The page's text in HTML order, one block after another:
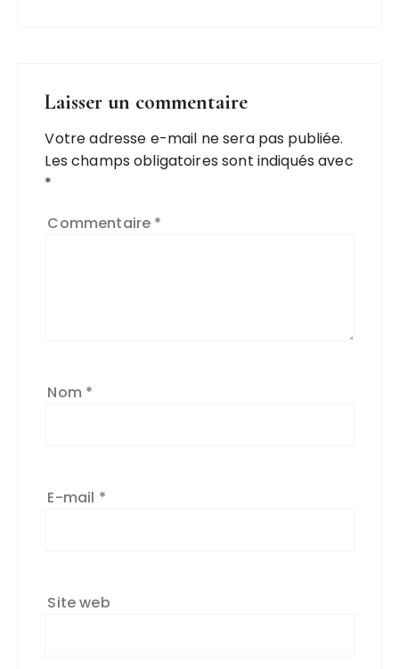
Laisser un commentaire
Votre adresse e-mail ne sera pas publiée.
Les champs obligatoires sont indiqués avec
*
Commentaire *
Nom *
E-mail *
Site web